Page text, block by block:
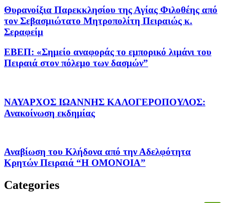
Θυρανοίξια Παρεκκλησίου της Αγίας Φιλοθέης από
τον Σεβασμιώτατο Μητροπολίτη Πειραιώς κ.
Σεραφείμ
ΕΒΕΠ: «Σημείο αναφοράς το εμπορικό λιμάνι του
Πειραιά στον πόλεμο των δασμών”
ΝΑΥΑΡΧΟΣ ΙΩΑΝΝΗΣ ΚΑΛΟΓΕΡΟΠΟΥΛΟΣ:
Ανακοίνωση εκδημίας
Αναβίωση του Κλήδονα από την Αδελφότητα
Κρητών Πειραιά “Η ΟΜΟΝΟΙΑ”
Categories